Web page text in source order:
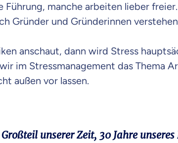
Führung, manche arbeiten lieber
Gründer und Gründerinnen
anschaut, dann wird Stress
im Stressmanagement das Thema
außen vor lassen.
unserer Zeit, 30 Jahre
Zahnzusatz
Versicherung
Versicherung
erkläre ich meine Einwilligung zur